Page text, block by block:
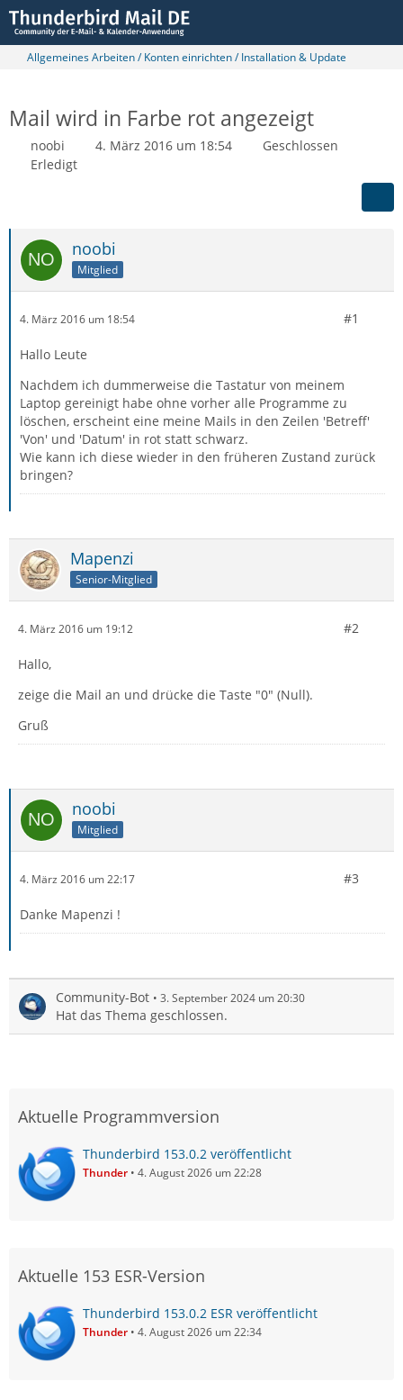
Allgemeines Arbeiten / Konten einrichten / Installation & Update
Mail wird in Farbe rot angezeigt
noobi 4. März 2016 um 18:54
Geschlossen
Erledigt
noobi
Mitglied
4. März 2016 um 18:54 #1
Hallo Leute
Nachdem ich dummerweise die Tastatur von meinem
Laptop gereinigt habe ohne vorher alle Programme zu
löschen, erscheint eine meine Mails in den Zeilen 'Betreff'
'Von' und 'Datum' in rot statt schwarz.
Wie kann ich diese wieder in den früheren Zustand zurück
bringen?
Mapenzi
Senior-Mitglied
4. März 2016 um 19:12 #2
Hallo,
zeige die Mail an und drücke die Taste "0" (Null).
Gruß
noobi
Mitglied
4. März 2016 um 22:17 #3
Danke Mapenzi !
Community-Bot 3. September 2024 um 20:30
Hat das Thema geschlossen.
Aktuelle Programmversion
Thunderbird 153.0.2 veröffentlicht
Thunder 4. August 2026 um 22:28
Aktuelle 153 ESR-Version
Thunderbird 153.0.2 ESR veröffentlicht
Thunder 4. August 2026 um 22:34